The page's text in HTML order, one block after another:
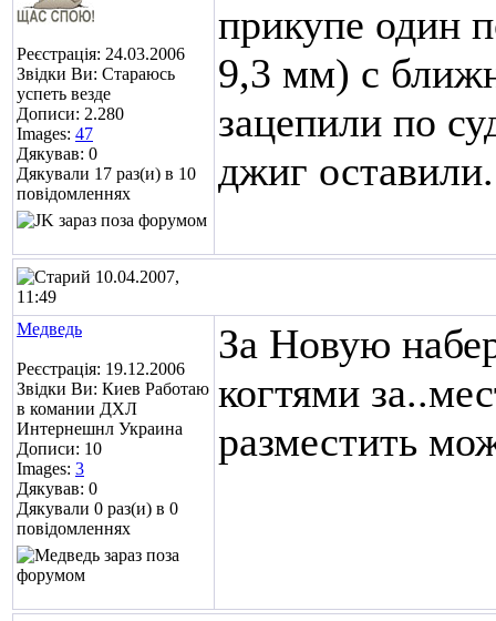
Реєстрація: 24.03.2006
Звідки Ви: Стараюсь
успеть везде
Дописи: 2.280
Images: 47
Дякував: 0
Дякували 17 раз(и) в 10
повідомленнях
прикупе один
9,3 мм) с
зацепили по
джиг оставили.
10.04.2007,
11:49
Медведь
Реєстрація: 19.12.2006
Звідки Ви: Киев Работаю
в комании ДХЛ
Интернешнл Украина
Дописи: 10
Images: 3
Дякував: 0
Дякували 0 раз(и) в 0
повідомленнях
За Новую
когтями
разместить